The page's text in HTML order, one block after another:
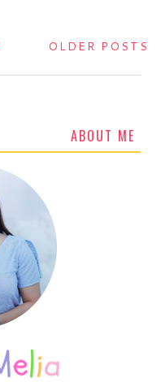
OLDER POSTS
ABOUT ME